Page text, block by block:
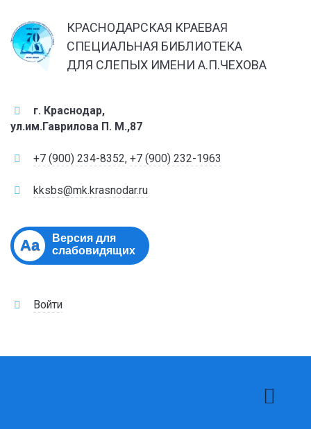
КРАСНОДАРСКАЯ КРАЕВАЯ
СПЕЦИАЛЬНАЯ БИБЛИОТЕКА
ДЛЯ СЛЕПЫХ ИМЕНИ А.П.ЧЕХОВА
г. Краснодар,
ул.им.Гаврилова П. М.,87
+7 (900) 234-8352, +7 (900) 232-1963
kksbs@mk.krasnodar.ru
Aa
Версия для
слабовидящих
Войти